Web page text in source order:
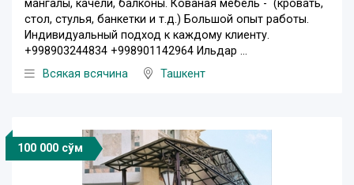
мангалы, качели, балконы. Кованая мебель - (кровать,
стол, стулья, банкетки и т.д.) Большой опыт работы.
Индивидуальный подход к каждому клиенту.
+998903244834 +998901142964 Ильдар ...
Всякая всячина
Ташкент
100 000 сўм